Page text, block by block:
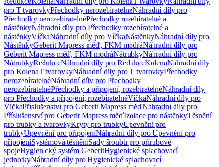
pro T tvarovkyPřechodky nerozebíratelnéNáhradní díly pro
Přechodky nerozebíratelnéPřechodky rozebíratelné a
nástěnkyNáhradní díly pro Přechodky rozebíratelné a
nástěnkyVíčkaNáhradní díly pro VíčkaNástěnkyNáhradní díly pro
NástěnkyGeberit Mapress měď, FKM modráNáhradní díly pro
Geberit Mapress měď, FKM modráNátrubkyNáhradní díly pro
NátrubkyRedukceNáhradní díly pro RedukceKolenaNáhradní díly
pro KolenaT tvarovkyNáhradní díly pro T tvarovkyPřechodky
nerozebíratelnéNáhradní díly pro Přechodky
nerozebíratelnéPřechodky a připojení, rozebíratelnéNáhradní díly
pro Přechodky a připojení, rozebíratelnéVíčkaNáhradní díly pro
VíčkaPříslušenství pro Geberit Mapress měďNáhradní díly pro
Příslušenství pro Geberit Mapress měďIzolace pro nástěnkyTěsnění
pro trubky a tvarovkyKryty pro trubkyUpevnění pro
trubkyUpevnění pro připojeníNáhradní díly pro Upevnění pro
připojeníSystémová těsněníSady šroubů pro přírubové
spojeHygienický systém GeberitHygienické splachovací
jednotkyNáhradní díly pro Hygienické splachovací